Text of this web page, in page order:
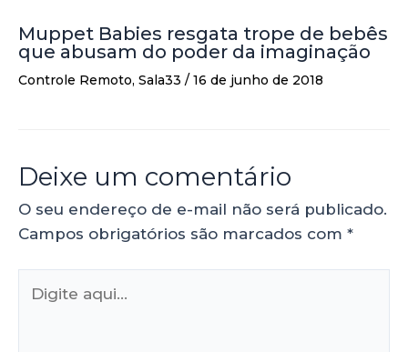
Muppet Babies resgata trope de bebês
que abusam do poder da imaginação
Controle Remoto, Sala33 / 16 de junho de 2018
Deixe um comentário
O seu endereço de e-mail não será publicado.
Campos obrigatórios são marcados com *